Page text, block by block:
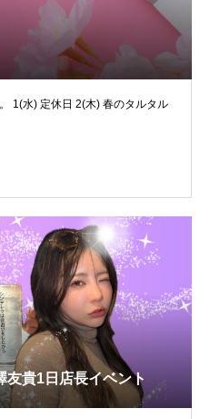
友貴1日店長イベント